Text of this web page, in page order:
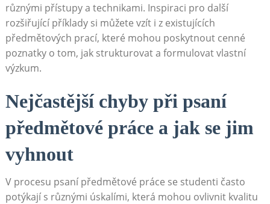
různými přístupy a​ technikami. Inspiraci pro další
⁤rozšiřující příklady si můžete vzít i z existujících
předmětových prací, které mohou poskytnout cenné
poznatky o‌ tom, jak strukturovat‌ a formulovat vlastní‌
výzkum.
Nejčastější chyby při psaní
⁢předmětové práce a jak se jim​
vyhnout
V procesu psaní předmětové práce se studenti často
potýkají s různými⁣ úskalími,​ která ​mohou ovlivnit kvalitu